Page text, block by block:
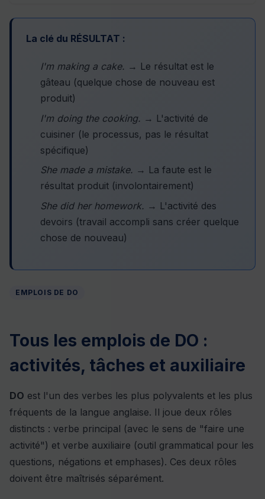
La clé du RÉSULTAT :
I'm making a cake. → Le résultat est le
gâteau (quelque chose de nouveau est
produit)
I'm doing the cooking. → L'activité de
cuisiner (le processus, pas le résultat
spécifique)
She made a mistake. → La faute est le
résultat produit (involontairement)
She did her homework. → L'activité des
devoirs (travail accompli sans créer quelque
chose de nouveau)
EMPLOIS DE DO
Tous les emplois de DO :
activités, tâches et auxiliaire
DO est l'un des verbes les plus polyvalents et les plus
fréquents de la langue anglaise. Il joue deux rôles
distincts : verbe principal (avec le sens de "faire une
activité") et verbe auxiliaire (outil grammatical pour les
questions, négations et emphases). Ces deux rôles
doivent être maîtrisés séparément.